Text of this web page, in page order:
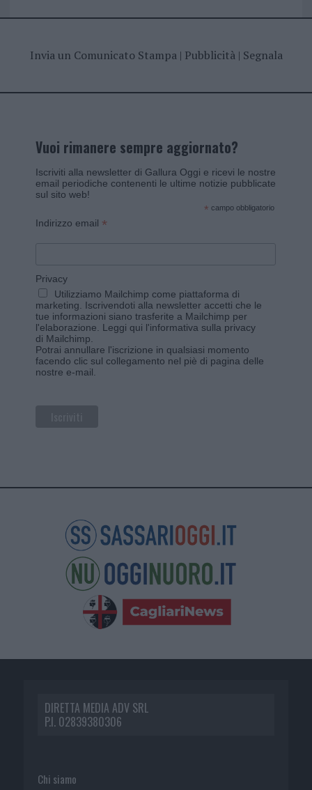
Invia un Comunicato Stampa| Pubblicità| Segnala
Vuoi rimanere sempre aggiornato?
Iscriviti alla newsletter di Gallura Oggi e ricevi le nostre
email periodiche contenenti le ultime notizie pubblicate
sul sito web!
* campo obbligatorio
Indirizzo email *
Privacy
Utilizziamo Mailchimp come piattaforma di
marketing. Iscrivendoti alla newsletter accetti che le
tue informazioni siano trasferite a Mailchimp per
l'elaborazione. Leggi qui l'informativa sulla privacy
di Mailchimp
Potrai annullare l'iscrizione in qualsiasi momento
facendo clic sul collegamento nel piè di pagina delle
nostre e-mail.
DIRETTA MEDIA ADV SRL
P.I. 02839380306
Chi siamo